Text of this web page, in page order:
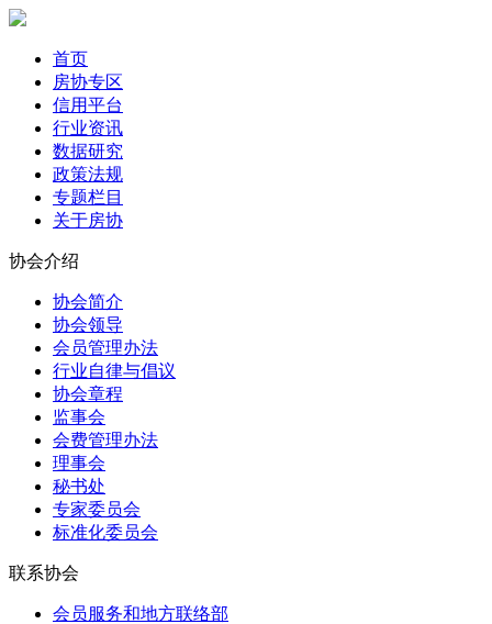
首页
房协专区
信用平台
行业资讯
数据研究
政策法规
专题栏目
关于房协
协会介绍
协会简介
协会领导
会员管理办法
行业自律与倡议
协会章程
监事会
会费管理办法
理事会
秘书处
专家委员会
标准化委员会
联系协会
会员服务和地方联络部